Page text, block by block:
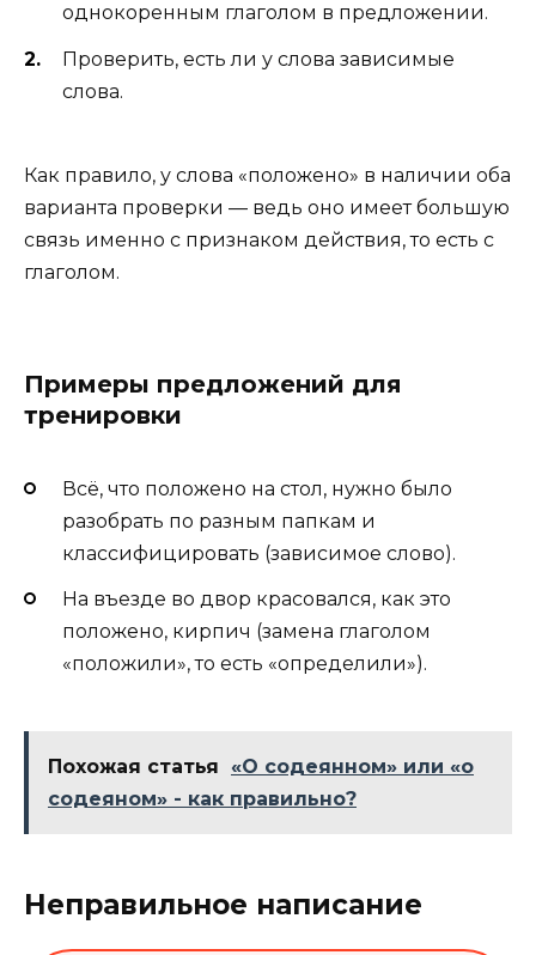
однокоренным глаголом в предложении.
Проверить, есть ли у слова зависимые
слова.
Как правило, у слова «положено» в наличии оба
варианта проверки — ведь оно имеет большую
связь именно с признаком действия, то есть с
глаголом.
Примеры предложений для
тренировки
Всё, что положено на стол, нужно было
разобрать по разным папкам и
классифицировать (зависимое слово).
На въезде во двор красовался, как это
положено, кирпич (замена глаголом
«положили», то есть «определили»).
Похожая статья
«О содеянном» или «о
содеяном» - как правильно?
Неправильное написание